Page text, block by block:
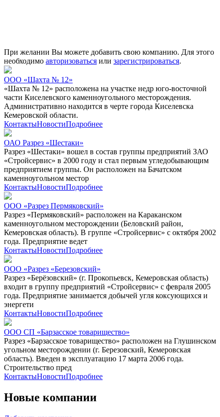
При желании Вы можете добавить свою компанию. Для этого
необходимо авторизоваться или зарегистрироваться.
ООО «Шахта № 12»
«Шахта № 12» расположена на участке недр юго-восточной
части Киселевского каменноугольного месторождения.
Административно находится в черте города Киселевска
Кемеровской области.
КонтактыНовостиПодробнее
ОАО Разрез «Шестаки»
Разрез «Шестаки» вошел в состав группы предприятий ЗАО
«Стройсервис» в 2000 году и стал первым угледобывающим
предприятием группы. Он расположен на Бачатском
каменноугольном местор
КонтактыНовостиПодробнее
ООО «Разрез Пермяковский»
Разрез «Пермяковский» расположен на Караканском
каменноугольном месторождении (Беловский район,
Кемеровская область). В группе «Стройсервис» с октября 2002
года. Предприятие ведет
КонтактыНовостиПодробнее
ООО «Разрез «Березовский»
Разрез «Берёзовский» (г. Прокопьевск, Кемеровская область)
входит в группу предприятий «Стройсервис» с февраля 2005
года. Предприятие занимается добычей угля коксующихся и
энергети
КонтактыНовостиПодробнее
ООО СП «Барзасское товарищество»
Разрез «Барзасское товарищество» расположен на Глушинском
угольном месторождении (г. Березовский, Кемеровская
область). Введен в эксплуатацию 17 марта 2006 года.
Строительство пред
КонтактыНовостиПодробнее
Новые компании